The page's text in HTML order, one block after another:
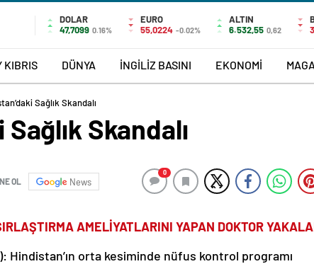
DOLAR
47,7099 0.16%
EURO
55,0224 -0.02%
ALTIN
6.532,55 0,62
KIBRIS DÜNYA İNGİLİZ BASINI EKONOMİ
Sağlık Skandalı
Skandalı
OL News
0
AMELİYATLARINI YAPAN DOKTOR
Hindistan’ın orta kesiminde nüfus kontrol programı